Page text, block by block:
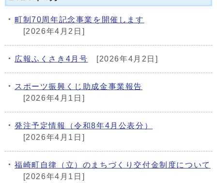
町制70周年記念事業を開催します
[2026年4月2日]
広報ふくさき4月号 [2026年4月2日]
スポーツ振興くじ助成金事業報告
[2026年4月1日]
発注予定情報（令和8年4月公表分）
[2026年4月1日]
福崎町自律（立）のまちづくり交付金制度について
[2026年4月1日]